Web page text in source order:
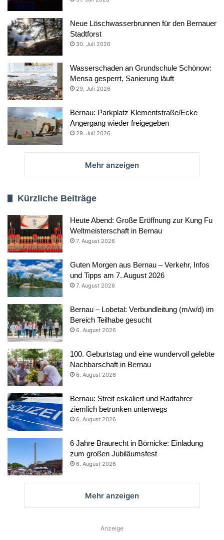
Neue Löschwasserbrunnen für den Bernauer
Stadtforst
30. Juli 2026
Wasserschaden an Grundschule Schönow:
Mensa gesperrt, Sanierung läuft
29. Juli 2026
Bernau: Parkplatz Klementstraße/Ecke
Angergang wieder freigegeben
29. Juli 2026
Mehr anzeigen
Kürzliche Beiträge
Heute Abend: Große Eröffnung zur Kung Fu
Weltmeisterschaft in Bernau
7. August 2026
Guten Morgen aus Bernau – Verkehr, Infos
und Tipps am 7. August 2026
7. August 2026
Bernau – Lobetal: Verbundleitung (m/w/d) im
Bereich Teilhabe gesucht
6. August 2026
100. Geburtstag und eine wundervoll gelebte
Nachbarschaft in Bernau
6. August 2026
Bernau: Streit eskaliert und Radfahrer
ziemlich betrunken unterwegs
6. August 2026
6 Jahre Braurecht in Börnicke: Einladung
zum großen Jubiläumsfest
6. August 2026
Mehr anzeigen
Anzeige